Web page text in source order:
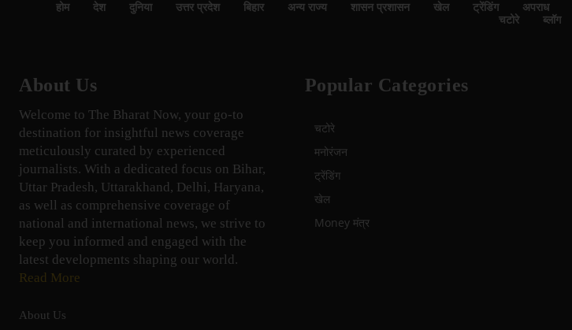
होम देश दुनिया उत्तर प्रदेश बिहार अन्य राज्य शासन प्रशासन खेल ट्रेंडिंग अपराध
चटोरे
ब्लॉग
About Us
Welcome to The Bharat Now, your go-to
destination for insightful news coverage
meticulously curated by experienced
journalists. With a dedicated focus on Bihar,
Uttar Pradesh, Uttarakhand, Delhi, Haryana,
as well as comprehensive coverage of
national and international news, we strive to
keep you informed and engaged with the
latest developments shaping our world.
Read More
About Us
Popular Categories
चटोरे
मनोरंजन
ट्रेंडिंग
खेल
Money मंत्र